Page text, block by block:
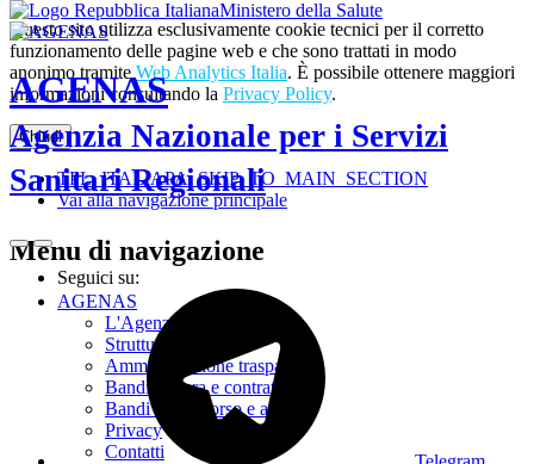
Questo sito utilizza esclusivamente cookie tecnici per il corretto
funzionamento delle pagine web e che sono trattati in modo
anonimo tramite Web Analytics Italia. È possibile ottenere maggiori
informazioni consultando la Privacy Policy.
Chiudi
TPL_ITALIAPA_SKIP_TO_MAIN_SECTION
Vai alla navigazione principale
Ministero della Salute
AGENAS
Agenzia Nazionale per i Servizi
Sanitari Regionali
Seguici su:
Menu di navigazione
AGENAS
L'Agenzia
Struttura
Amministrazione trasparente
Bandi di gara e contratti
Bandi di concorso e avvisi
Privacy
Contatti